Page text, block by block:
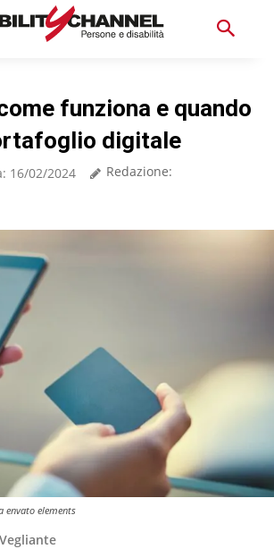
funziona e quando
digitale
16/02/2024 Redazione:
envato elements